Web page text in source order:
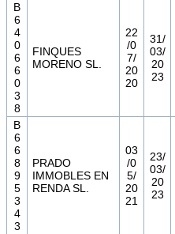
B
6
4
0
6
6
0
3
8
FINQUES
MORENO SL.
22
/0
7/
20
20
31/
03/
20
23
B
6
6
8
9
5
3
4
3
PRADO
IMMOBLES EN
RENDA SL.
03
/0
5/
20
21
23/
03/
20
23